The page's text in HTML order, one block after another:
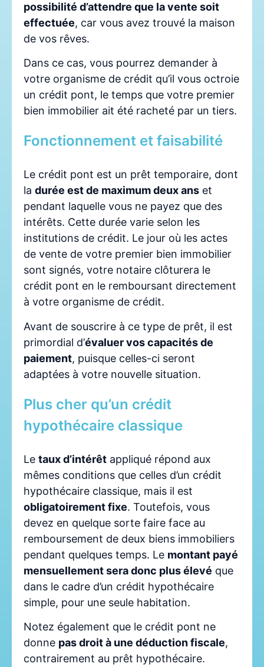
possibilité d’attendre que la vente soit
effectuée, car vous avez trouvé la maison
de vos rêves.
Dans ce cas, vous pourrez demander à
votre organisme de crédit qu’il vous octroie
un crédit pont, le temps que votre premier
bien immobilier ait été racheté par un tiers.
Fonctionnement et faisabilité
Le crédit pont est un prêt temporaire, dont
la durée est de maximum deux ans et
pendant laquelle vous ne payez que des
intérêts. Cette durée varie selon les
institutions de crédit. Le jour où les actes
de vente de votre premier bien immobilier
sont signés, votre notaire clôturera le
crédit pont en le remboursant directement
à votre organisme de crédit.
Avant de souscrire à ce type de prêt, il est
primordial d’évaluer vos capacités de
paiement, puisque celles-ci seront
adaptées à votre nouvelle situation.
Plus cher qu’un crédit
hypothécaire classique
Le taux d’intérêt appliqué répond aux
mêmes conditions que celles d’un crédit
hypothécaire classique, mais il est
obligatoirement fixe. Toutefois, vous
devez en quelque sorte faire face au
remboursement de deux biens immobiliers
pendant quelques temps. Le montant payé
mensuellement sera donc plus élevé que
dans le cadre d’un crédit hypothécaire
simple, pour une seule habitation.
Notez également que le crédit pont ne
donne pas droit à une déduction fiscale,
contrairement au prêt hypothécaire.